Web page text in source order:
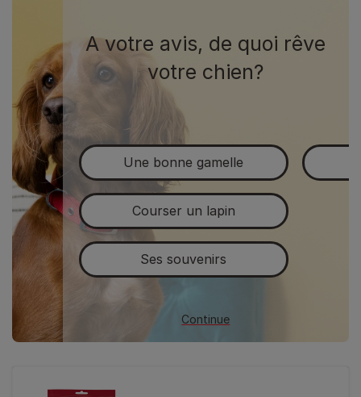
A votre avis, de quoi rêve
votre chien?
Une bonne gamelle
Courser un lapin
Ses souvenirs
Continue